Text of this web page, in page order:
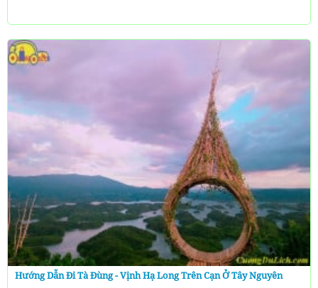
Hướng Dẫn Đi Tà Đùng - Vịnh Hạ Long Trên Cạn Ở Tây Nguyên